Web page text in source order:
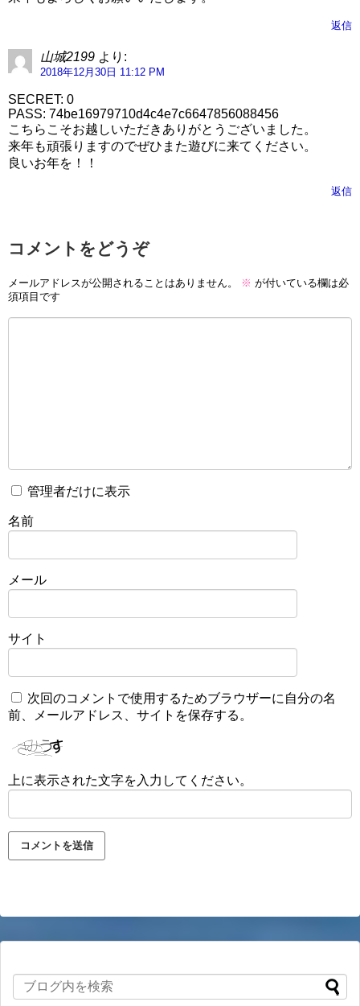
返信
山城2199 より:
2018年12月30日 11:12 PM
SECRET: 0
PASS: 74be16979710d4c4e7c6647856088456
こちらこそお越しいただきありがとうございました。
来年も頑張りますのでぜひまた遊びに来てください。
良いお年を！！
返信
コメントをどうぞ
メールアドレスが公開されることはありません。 ※ が付いている欄は必
須項目です
管理者だけに表示
名前
メール
サイト
次回のコメントで使用するためブラウザーに自分の名
前、メールアドレス、サイトを保存する。
上に表示された文字を入力してください。